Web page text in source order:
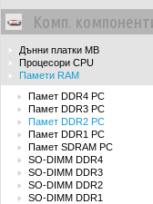
Комп.
Дънни платки MB
Процесори CPU
Памети RAM
Памет DDR4 PC
Памет DDR3 PC
Памет DDR2 PC
Памет DDR1 PC
Памет SDRAM PC
SO-DIMM DDR4
SO-DIMM DDR3
SO-DIMM DDR2
SO-DIMM DDR1